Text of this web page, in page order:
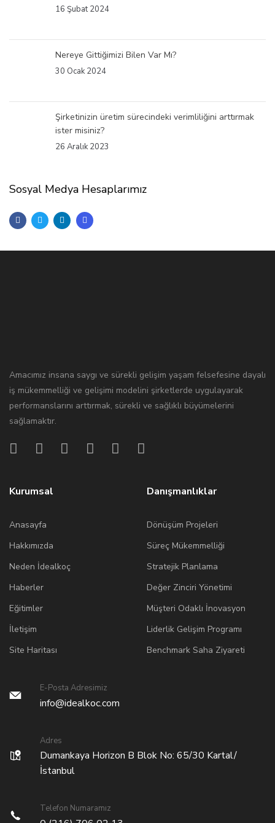
16 Şubat 2024
Nereye Gittiğimizi Bilen Var Mı?
30 Ocak 2024
Şirketinizin üretim sürecindeki verimliliğini arttırmak
ister misiniz?
26 Aralık 2023
Sosyal Medya Hesaplarımız
Amacımız insana saygı ve sürekli gelişim yaşam felsefesine dayalı
iş mükemmelliği ve gelişimi modelini şirketlerde uygulayarak
performanslarını arttırmak, sürekli ve sağlıklı büyümelerini
sağlamaktır.
Kurumsal
Anasayfa
Hakkımızda
Neden İdealkoç
Haberler
Eğitimler
İletişim
Site Haritası
Danışmanlıklar
Dönüşüm Projeleri
Süreç Mükemmelliği
Stratejik Planlama
Değer Zinciri Yönetimi
Müşteri Odaklı İnovasyon
Liderlik Gelişim Programı
Benchmark Saha Ziyareti
E-Posta Adresimiz
info@idealkoc.com
Adres
Dumankaya Horizon B Blok No: 65/30 Kartal/
İstanbul
Telefon Numaramız